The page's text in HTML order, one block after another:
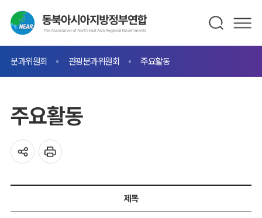
분과위원회 관광분과위원회 주요활동
주요활동
제목